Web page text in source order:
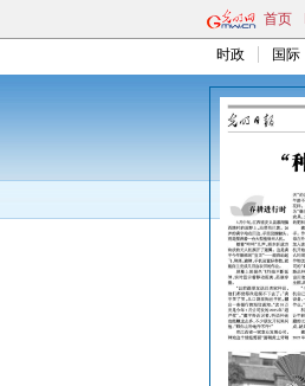
首页
时政 国际